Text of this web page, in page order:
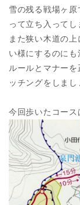
雪の残る戦場ヶ
って立ち入ってし
また狭い木道の
い様にするのにも
ルールとマナー
ッチングをしまし
今回歩いたコース